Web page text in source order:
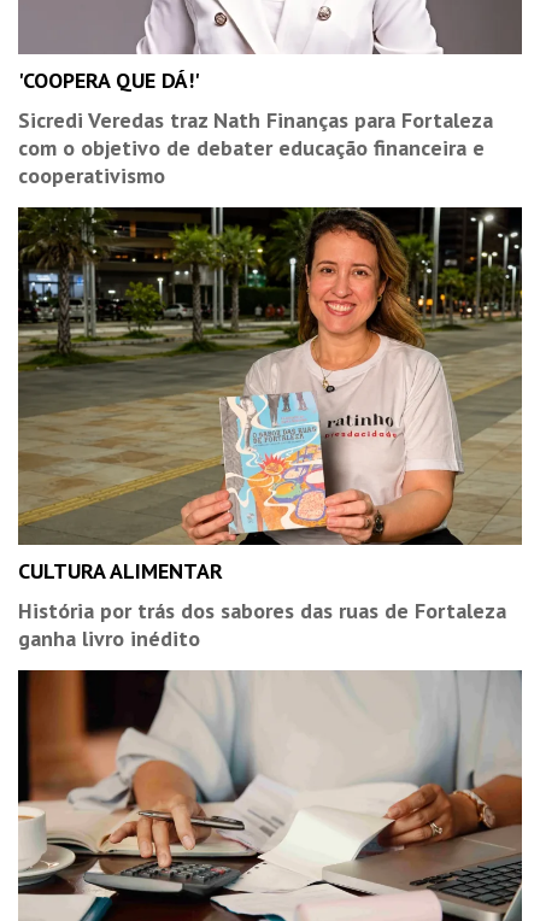
'COOPERA QUE DÁ!'
Sicredi Veredas traz Nath Finanças para Fortaleza
com o objetivo de debater educação financeira e
cooperativismo
CULTURA ALIMENTAR
História por trás dos sabores das ruas de Fortaleza
ganha livro inédito